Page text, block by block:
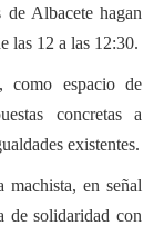
Albacete hagan
las 12 a las 12:30.
como espacio de
concretas a
existentes.
machista, en señal
de solidaridad con